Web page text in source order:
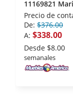
11169821
Precio de
De: $376.00
A: $338.00
Desde $8.00
semanales